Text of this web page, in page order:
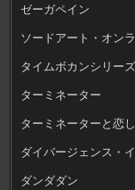
ゼーガペイン
ソードアート・オン
タイムボカンシリー
ターミネーター
ターミネーターと恋
ダイバージェンス・
ダンダダン